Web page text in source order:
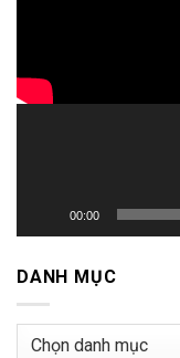
00:00
DANH MỤC
Danh